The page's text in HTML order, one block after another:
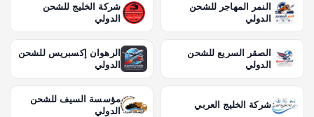
النمر المهاجر للشحن
الدولي
شركة الخليج للشحن
الدولي
الصقر السريع للشحن
الدولي
الرهوان إكسبريس للشحن
الدولي
شركة الخليج العربي
مؤسسة السيف للشحن
الدولي